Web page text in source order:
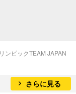
ンピックTEAM JAPAN
さらに見る